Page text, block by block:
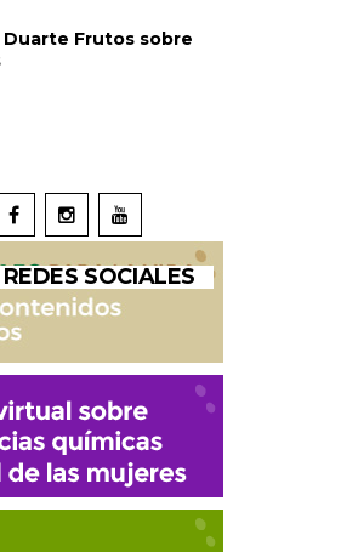
Duarte Frutos sobre
REDES SOCIALES